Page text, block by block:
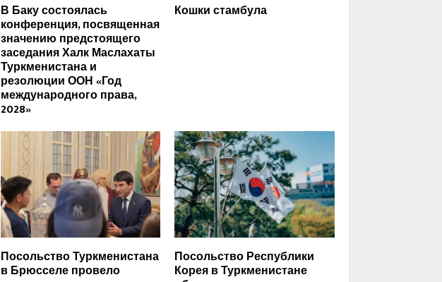
В Баку состоялась
конференция, посвященная
значению предстоящего
заседания Халк Маслахаты
Туркменистана и
резолюции ООН «Год
международного права,
2028»
Кошки стамбула
Посольство Туркменистана
в Брюсселе провело
Посольство Республики
Корея в Туркменистане